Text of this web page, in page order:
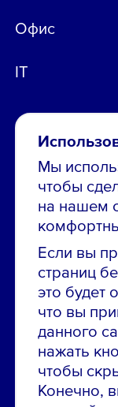
Мы
чтобы
на нашем
Если вы
страниц
это будет
что вы
данного
нажать
чтобы
Конечно,
Остались
Звони в
8 800 700-19-43
Офис
IT
Сообщить об
ПАО «ГМК
без
Российская